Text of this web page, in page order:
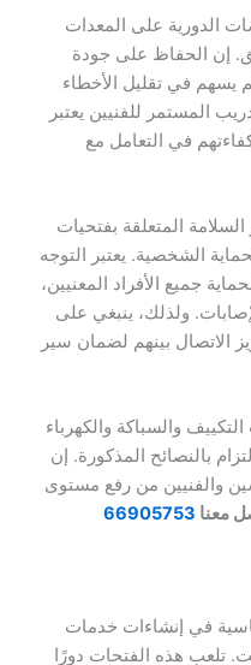
على المعدات
على جودة
تقليل الأخطاء
للفنيين يعتبر
في التعامل مع
المتعلقة بفتحيات
يعتبر التوجه
الأفراد المعنيين،
ولذلك، ينبغي على
بينهم لضمان سير
والكهرباء
المذكورة. إن
من رفع مستوى
66905753
إنشاءات خدمات
هذه الفتحات دورًا